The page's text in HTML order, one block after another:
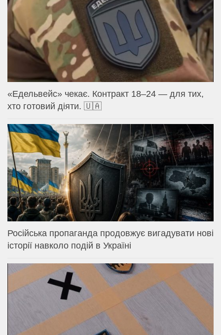
«Едельвейс» чекає. Контракт 18–24 — для тих,
хто готовий діяти. 🇺🇦
Російська пропаганда продовжує вигадувати нові
історії навколо подій в Україні